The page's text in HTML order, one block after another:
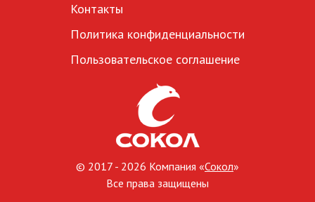
Контакты
Политика конфиденциальности
Пользовательское соглашение
© 2017 - 2026 Компания «Сокол»
Все права защищены